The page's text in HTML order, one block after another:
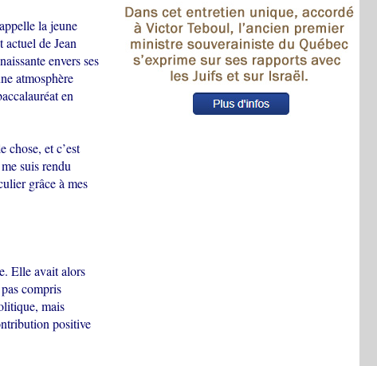
la jeune
de Jean
envers ses
atmosphère
en
chose, et c’est
suis rendu
grâce à mes
Elle avait alors
compris
mais
positive